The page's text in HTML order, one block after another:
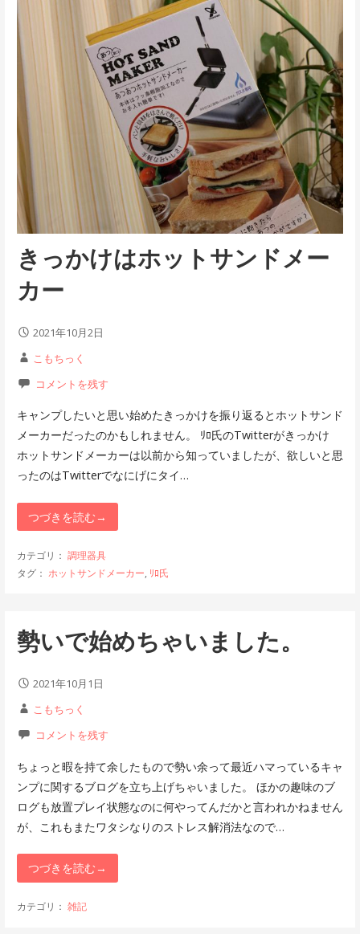
きっかけはホットサンドメー
カー
2021年10月2日
こもちっく
コメントを残す
キャンプしたいと思い始めたきっかけを振り返るとホットサンド
メーカーだったのかもしれません。 ﾘﾛ氏のTwitterがきっかけ
ホットサンドメーカーは以前から知っていましたが、欲しいと思
ったのはTwitterでなにげにタイ…
つづきを読む→
カテゴリ： 調理器具
タグ： ホットサンドメーカー, ﾘﾛ氏
勢いで始めちゃいました。
2021年10月1日
こもちっく
コメントを残す
ちょっと暇を持て余したもので勢い余って最近ハマっているキャ
ンプに関するブログを立ち上げちゃいました。 ほかの趣味のブ
ログも放置プレイ状態なのに何やってんだかと言われかねません
が、これもまたワタシなりのストレス解消法なので…
つづきを読む→
カテゴリ： 雑記